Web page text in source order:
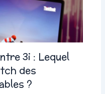
3i : Lequel
des
?